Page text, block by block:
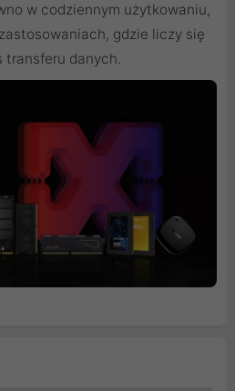
w codziennym użytkowaniu,
gdzie liczy się
transferu danych.